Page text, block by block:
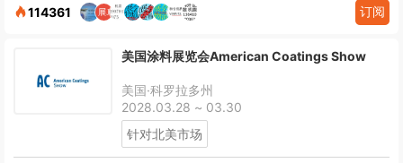
114361 订阅
美国涂料展览会American Coatings Show
美国·科罗拉多州
2028.03.28 ~ 03.30
针对北美市场